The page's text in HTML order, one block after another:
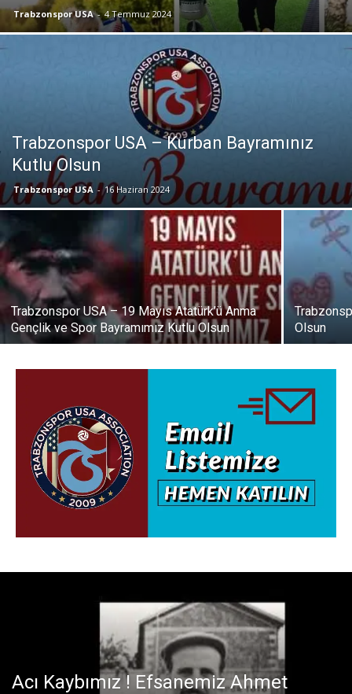
Trabzonspor USA - 4 Temmuz 2024
Trabzonspor USA – Kurban Bayramınız
Kutlu Olsun
Trabzonspor USA - 16 Haziran 2024
Trabzonspor USA – 19 Mayıs Atatürk’ü Anma
Gençlik ve Spor Bayramımız Kutlu Olsun
Olsun
Acı Kaybımız ! Efsanemiz Ahmet